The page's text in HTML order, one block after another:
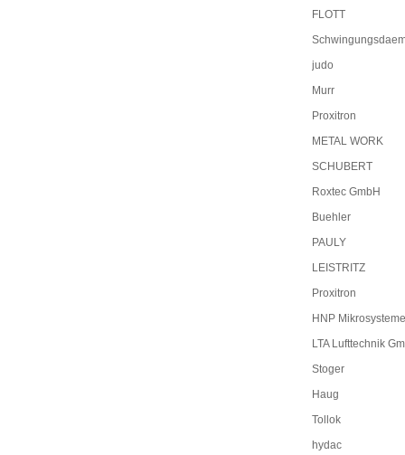
FLOTT
judo
Murr
Proxitron
METAL WORK
SCHUBERT
Roxtec GmbH
Buehler
PAULY
LEISTRITZ
Proxitron
HNP Mikrosysteme
LTA Lufttechnik
Stoger
Haug
Tollok
hydac